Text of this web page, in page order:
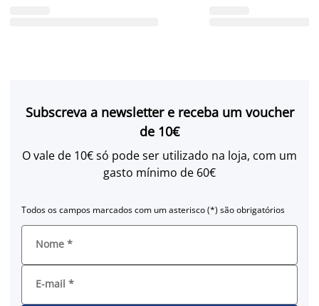
Subscreva a newsletter e receba um voucher
de 10€
O vale de 10€ só pode ser utilizado na loja, com um
gasto mínimo de 60€
Todos os campos marcados com um asterisco (*) são obrigatórios
Nome *
E-mail *